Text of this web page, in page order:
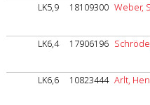
LK5,9
18109300 Weber,
LK6,4
17906196
LK6,6
10823444 Arlt,